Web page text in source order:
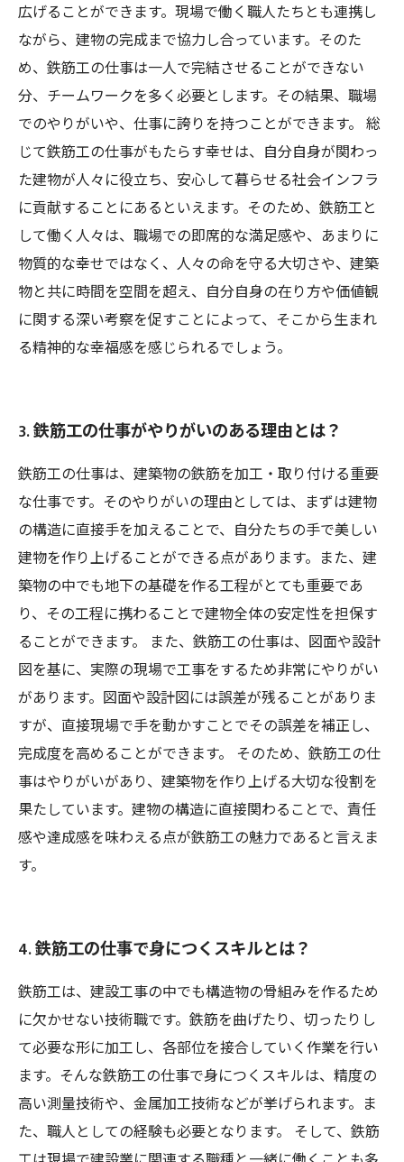
広げることができます。現場で働く職人たちとも連携し
ながら、建物の完成まで協力し合っています。そのた
め、鉄筋工の仕事は一人で完結させることができない
分、チームワークを多く必要とします。その結果、職場
でのやりがいや、仕事に誇りを持つことができます。 総
じて鉄筋工の仕事がもたらす幸せは、自分自身が関わっ
た建物が人々に役立ち、安心して暮らせる社会インフラ
に貢献することにあるといえます。そのため、鉄筋工と
して働く人々は、職場での即席的な満足感や、あまりに
物質的な幸せではなく、人々の命を守る大切さや、建築
物と共に時間を空間を超え、自分自身の在り方や価値観
に関する深い考察を促すことによって、そこから生まれ
る精神的な幸福感を感じられるでしょう。
3. 鉄筋工の仕事がやりがいのある理由とは？
鉄筋工の仕事は、建築物の鉄筋を加工・取り付ける重要
な仕事です。そのやりがいの理由としては、まずは建物
の構造に直接手を加えることで、自分たちの手で美しい
建物を作り上げることができる点があります。また、建
築物の中でも地下の基礎を作る工程がとても重要であ
り、その工程に携わることで建物全体の安定性を担保す
ることができます。 また、鉄筋工の仕事は、図面や設計
図を基に、実際の現場で工事をするため非常にやりがい
があります。図面や設計図には誤差が残ることがありま
すが、直接現場で手を動かすことでその誤差を補正し、
完成度を高めることができます。 そのため、鉄筋工の仕
事はやりがいがあり、建築物を作り上げる大切な役割を
果たしています。建物の構造に直接関わることで、責任
感や達成感を味わえる点が鉄筋工の魅力であると言えま
す。
4. 鉄筋工の仕事で身につくスキルとは？
鉄筋工は、建設工事の中でも構造物の骨組みを作るため
に欠かせない技術職です。鉄筋を曲げたり、切ったりし
て必要な形に加工し、各部位を接合していく作業を行い
ます。そんな鉄筋工の仕事で身につくスキルは、精度の
高い測量技術や、金属加工技術などが挙げられます。ま
た、職人としての経験も必要となります。 そして、鉄筋